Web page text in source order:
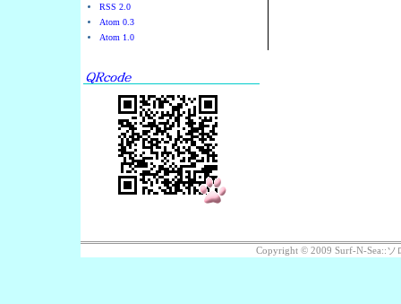
RSS 2.0
Atom 0.3
Atom 1.0
Copyright © 2009 Surf-N-Sea::